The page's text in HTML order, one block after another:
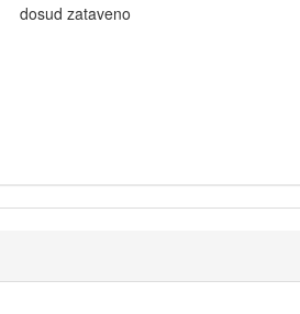
dosud zataveno